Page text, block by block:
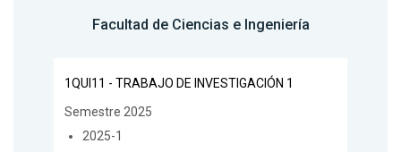
Facultad de Ciencias e Ingeniería
1QUI11 - TRABAJO DE INVESTIGACIÓN 1
Semestre 2025
2025-1